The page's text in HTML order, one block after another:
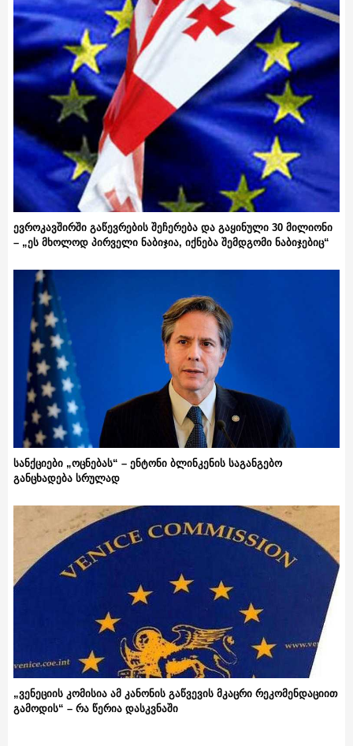
ევროკავშირში გაწევრების შეჩერება და გაყინული 30 მილიონი
– „ეს მხოლოდ პირველი ნაბიჯია, იქნება შემდგომი ნაბიჯებიც“
სანქციები „ოცნებას“ – ენტონი ბლინკენის საგანგებო
განცხადება სრულად
„ვენეციის კომისია ამ კანონის გაწვევის მკაცრი რეკომენდაციით
გამოდის“ – რა წერია დასკვნაში